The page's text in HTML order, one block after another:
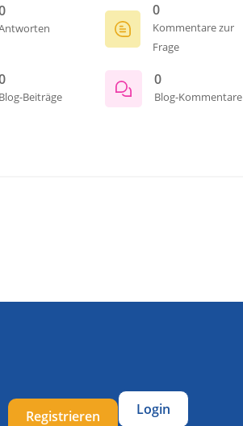
0
Kommentare zur
Frage
Blog-Beiträge
0
Blog-Kommentare
Registrieren Login